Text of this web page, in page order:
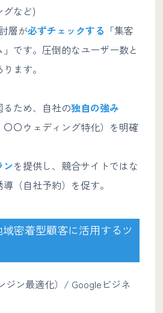
グなど)
層が必ずチェックする 「集客
です。圧倒的なユーザー数と
ます。
るため、自社の独自の強み
〇〇ウェディング特化）を明確
ンを提供し、競合サイトではな
（自社予約）を促す。
密着型顧客に活用するツ
ジン最適化）/ Googleビジネ